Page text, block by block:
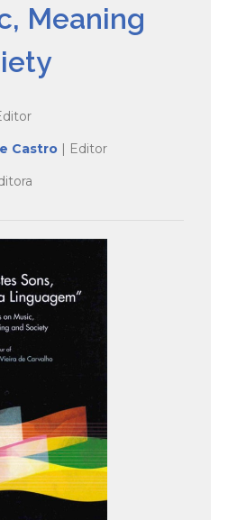
Meaning
Castro | Editor